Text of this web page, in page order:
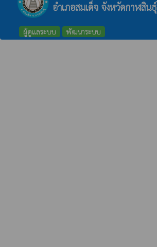
อำเภอสมเด็จ จังหวัดกาฬสินธุ์
ผู้ดูแลระบบ พัฒนาระบบ